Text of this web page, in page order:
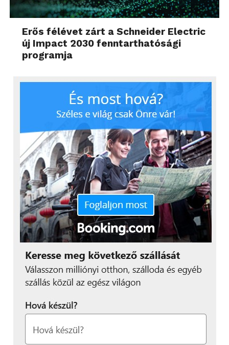
Erős félévet zárt a Schneider Electric
új Impact 2030 fenntarthatósági
programja